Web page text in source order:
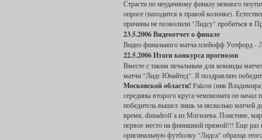
Страсти по неудачному финалу немного
опросе (находится в правой колонке).
причины не позволили "Лидсу" пробиться в
23.5.2006 Видеоотчет о финале
Видео финального матча плейофф Уотфорд -
22.5.2006 Итоги конкурса прогнозов
Вместе с таким печальным для команды
матчи "Лидс Юнайтед". Я поздравляю
Московской области! Falcon (ник
середины второго круга чемпионата он
победитель вышел лишь за несколько матчей
время, dimadroll`a из Могилева. Поистине,
первое место на финишной прямой!!! Еще раз
оригинальную футболку "Лидса" образца